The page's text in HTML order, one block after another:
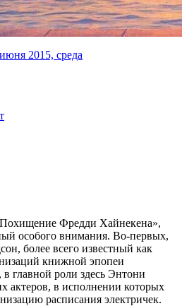
2015, среда
Фредди Хайнекена»,
особого внимания. Во-первых,
более всего известный как
книжной эпопеи
главной роли здесь Энтони
актеров, в исполнении которых
расписания электричек.